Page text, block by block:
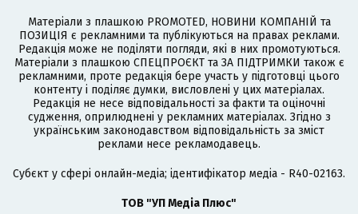
Матеріали з плашкою PROMOTED, НОВИНИ КОМПАНІЙ та
ПОЗИЦІЯ є рекламними та публікуються на правах реклами.
Редакція може не поділяти погляди, які в них промотуються.
Матеріали з плашкою СПЕЦПРОЄКТ та ЗА ПІДТРИМКИ також є
рекламними, проте редакція бере участь у підготовці цього
контенту і поділяє думки, висловлені у цих матеріалах.
Редакція не несе відповідальності за факти та оціночні
судження, оприлюднені у рекламних матеріалах. Згідно з
українським законодавством відповідальність за зміст
реклами несе рекламодавець.
Cубєкт у сфері онлайн-медіа; ідентифікатор медіа - R40-02163.
ТОВ "УП Медіа Плюс"